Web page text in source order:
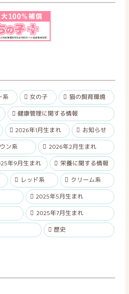
系 女の子 猫の飼育環境
健康管理に関する情報
2026年1月生まれ お知らせ
ン系 2026年2月生まれ
年9月生まれ 栄養に関する情報
レッド系 クリーム系
2025年5月生まれ
2025年7月生まれ
歴史